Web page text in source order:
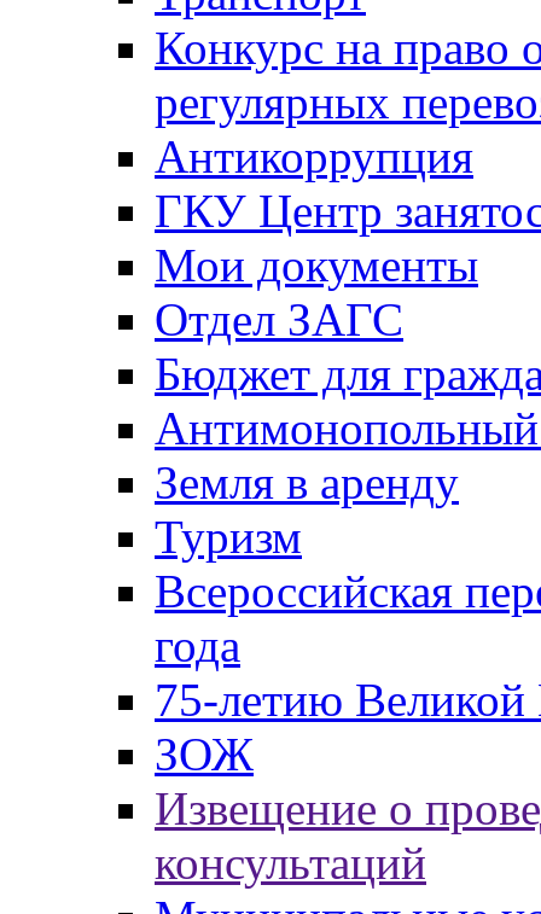
Конкурс на право
регулярных
Антикоррупция
ГКУ Центр
Мои документы
Отдел ЗАГС
Бюджет для
Антимонопольный
Земля в аренду
Туризм
Всероссийская
года
75-летию
ЗОЖ
Извещение о
консультаций